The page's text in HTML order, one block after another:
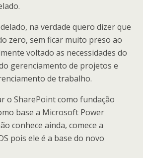
na verdade quero dizer que
zero, sem ficar muito preso ao
voltado as necessidades do
gerenciamento de projetos e
de trabalho.
o SharePoint como fundação
base a Microsoft Power
conhece ainda, comece a
pois ele é a base do novo